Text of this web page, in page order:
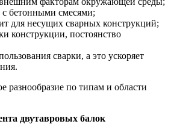
с бетонными смесями;
для несущих сварных конструкций;
конструкции, постоянство
сварки, а это ускоряет
разнообразие по типам и области
двутавровых балок